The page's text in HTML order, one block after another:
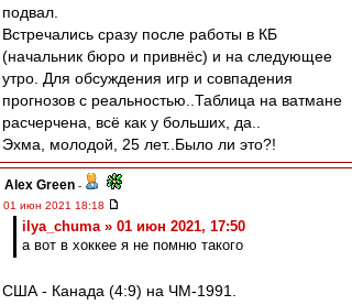
подвал.
Встречались сразу после работы в КБ
(начальник бюро и привнёс) и на следующее
утро. Для обсуждения игр и совпадения
прогнозов с реальностью..Таблица на ватмане
расчерчена, всё как у больших, да..
Эхма, молодой, 25 лет..Было ли это?!
Alex Green -
01 июн 2021 18:18
ilya_chuma » 01 июн 2021, 17:50
а вот в хоккее я не помню такого
США - Канада (4:9) на ЧМ-1991.